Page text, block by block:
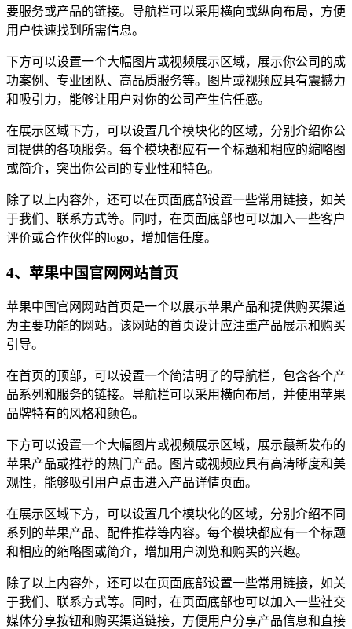
要服务或产品的链接。导航栏可以采用横向或纵向布局，方便
用户快速找到所需信息。
下方可以设置一个大幅图片或视频展示区域，展示你公司的成
功案例、专业团队、高品质服务等。图片或视频应具有震撼力
和吸引力，能够让用户对你的公司产生信任感。
在展示区域下方，可以设置几个模块化的区域，分别介绍你公
司提供的各项服务。每个模块都应有一个标题和相应的缩略图
或简介，突出你公司的专业性和特色。
除了以上内容外，还可以在页面底部设置一些常用链接，如关
于我们、联系方式等。同时，在页面底部也可以加入一些客户
评价或合作伙伴的logo，增加信任度。
4、苹果中国官网网站首页
苹果中国官网网站首页是一个以展示苹果产品和提供购买渠道
为主要功能的网站。该网站的首页设计应注重产品展示和购买
引导。
在首页的顶部，可以设置一个简洁明了的导航栏，包含各个产
品系列和服务的链接。导航栏可以采用横向布局，并使用苹果
品牌特有的风格和颜色。
下方可以设置一个大幅图片或视频展示区域，展示蕞新发布的
苹果产品或推荐的热门产品。图片或视频应具有高清晰度和美
观性，能够吸引用户点击进入产品详情页面。
在展示区域下方，可以设置几个模块化的区域，分别介绍不同
系列的苹果产品、配件推荐等内容。每个模块都应有一个标题
和相应的缩略图或简介，增加用户浏览和购买的兴趣。
除了以上内容外，还可以在页面底部设置一些常用链接，如关
于我们、联系方式等。同时，在页面底部也可以加入一些社交
媒体分享按钮和购买渠道链接，方便用户分享产品信息和直接